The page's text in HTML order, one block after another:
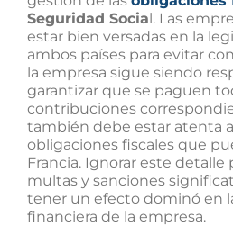
Seguridad Socia l. Las
estar bien versadas en la
ambos países para evitar
la empresa sigue siendo
garantizar que se paguen
contribuciones
también debe estar atenta
obligaciones fiscales que
Francia. Ignorar este detalle
multas y sanciones
tener un efecto dominó en
financiera de la empresa.